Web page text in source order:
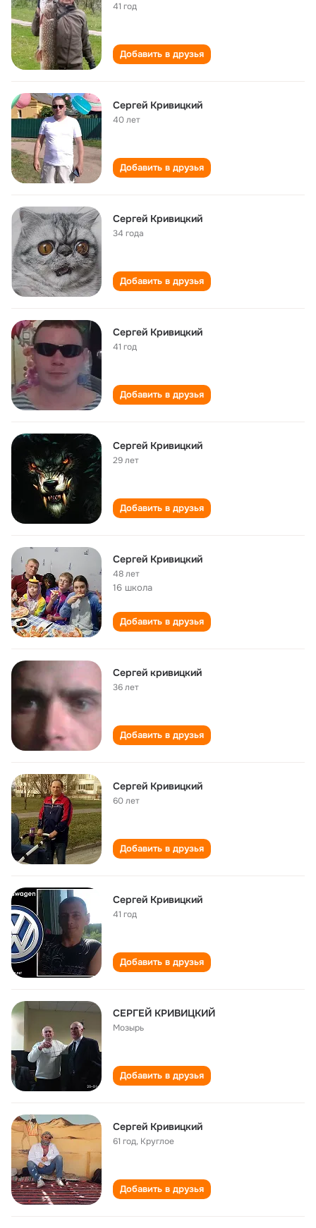
41 год
Добавить в друзья
Сергей Кривицкий
40 лет
Добавить в друзья
Сергей Кривицкий
34 года
Добавить в друзья
Сергей Кривицкий
41 год
Добавить в друзья
Сергей Кривицкий
29 лет
Добавить в друзья
Сергей Кривицкий
48 лет
16 школа
Добавить в друзья
Сергей кривицкий
36 лет
Добавить в друзья
Сергей Кривицкий
60 лет
Добавить в друзья
Сергей Кривицкий
41 год
Добавить в друзья
СЕРГЕЙ КРИВИЦКИЙ
Мозырь
Добавить в друзья
Сергей Кривицкий
61 год, Круглое
Добавить в друзья